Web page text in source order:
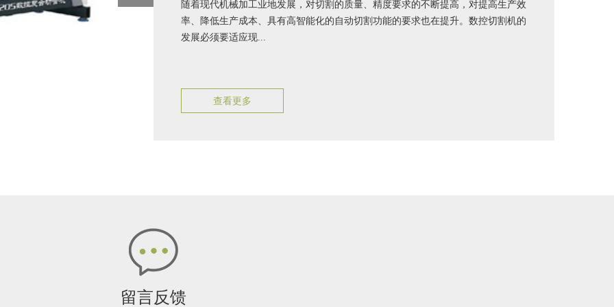
随着现代机械加工业地发展，对切割的质量、精度要求的不断提高，对提高生产效
率、降低生产成本、具有高智能化的自动切割功能的要求也在提升。数控切割机的
发展必须要适应现...
查看更多
留言反馈